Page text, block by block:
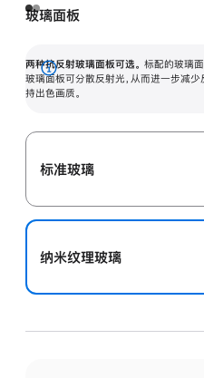
玻璃面板
两种抗反射玻璃面板可选。 标配的玻璃
玻璃面板可分散反射光，从而进一步减
持出色画质。
展
开
标准玻璃
纳米纹理玻璃